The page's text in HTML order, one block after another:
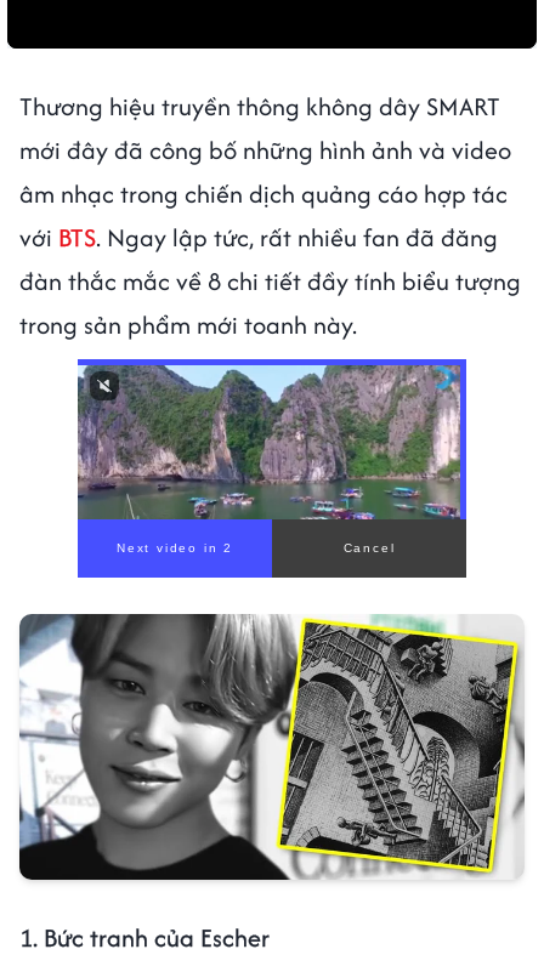
Thương hiệu truyền thông không dây SMART
mới đây đã công bố những hình ảnh và video
âm nhạc trong chiến dịch quảng cáo hợp tác
với BTS. Ngay lập tức, rất nhiều fan đã đăng
đàn thắc mắc về 8 chi tiết đầy tính biểu tượng
trong sản phẩm mới toanh này.
1. Bức tranh của Escher